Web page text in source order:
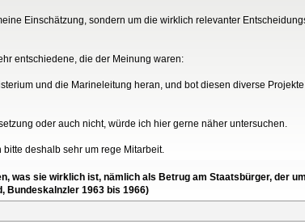
Einschätzung, sondern um die wirklich relevanter
entschiedene, die der Meinung waren:
und die Marineleitung heran, und bot diesen diverse
oder auch nicht, würde ich hier gerne näher untersuchen.
deshalb sehr um rege Mitarbeit.
was sie wirklich ist, nämlich als Betrug am Staatsbürger, der
Bundeskalnzler 1963 bis 1966)